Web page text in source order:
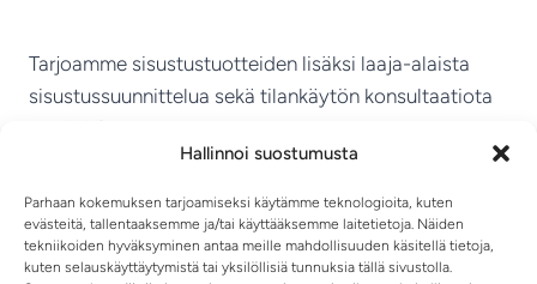
Hallinnoi suostumusta
Parhaan kokemuksen tarjoamiseksi käytämme teknologioita, kuten
evästeitä, tallentaaksemme ja/tai käyttääksemme laitetietoja. Näiden
tekniikoiden hyväksyminen antaa meille mahdollisuuden käsitellä tietoja,
kuten selauskäyttäytymistä tai yksilöllisiä tunnuksia tällä sivustolla.
Tarjoamme sisustustuotteiden lisäksi laaja-alaista
sisustussuunnittelua sekä tilankäytön konsultaatiota
MIKKELIN VITRIINI KY